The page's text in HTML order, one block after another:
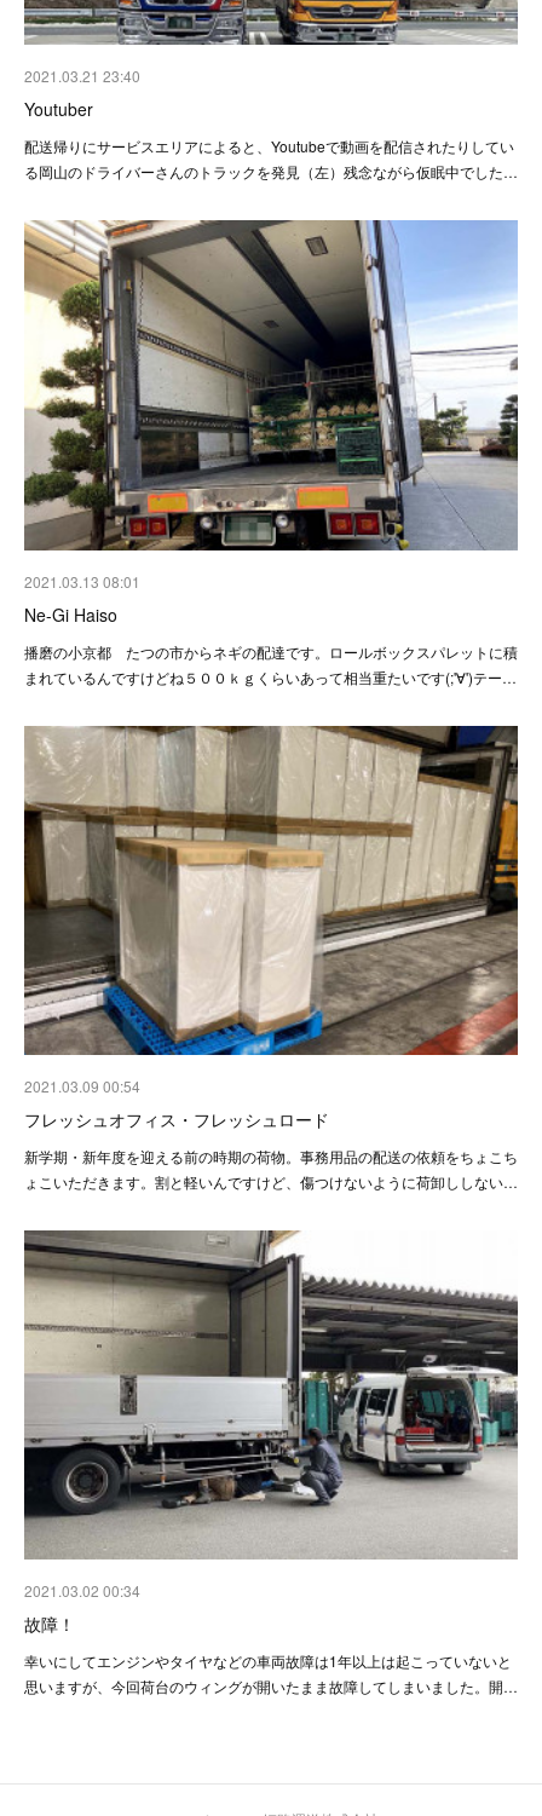
2021.03.21 23:40
Youtuber
配送帰りにサービスエリアによると、Youtubeで動画を配信されたりしてい
る岡山のドライバーさんのトラックを発見（左）残念ながら仮眠中でした…
2021.03.13 08:01
Ne-Gi Haiso
播磨の小京都 たつの市からネギの配達です。ロールボックスパレットに積
まれているんですけどね５００ｋｇくらいあって相当重たいです(;'∀')テー…
2021.03.09 00:54
フレッシュオフィス・フレッシュロード
新学期・新年度を迎える前の時期の荷物。事務用品の配送の依頼をちょこち
ょこいただきます。割と軽いんですけど、傷つけないように荷卸ししない…
2021.03.02 00:34
故障！
幸いにしてエンジンやタイヤなどの車両故障は1年以上は起こっていないと
思いますが、今回荷台のウィングが開いたまま故障してしまいました。開…